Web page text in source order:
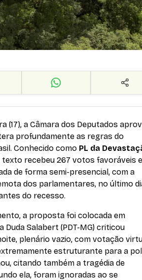
(17), a Câmara dos Deputados
profundamente as regras do
Conhecido como PL da
recebeu 267 votos favoráveis e
de forma semi-presencial, com a
dos parlamentares, no último
do recesso.
a proposta foi colocada em
Duda Salabert (PDT-MG) criticou
plenário vazio, com votação
estruturante para a
citando também a tragédia de
ela, foram ignoradas ao se